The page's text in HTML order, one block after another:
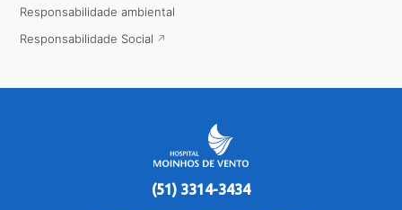
Responsabilidade ambiental
Responsabilidade Social
(51) 3314-3434